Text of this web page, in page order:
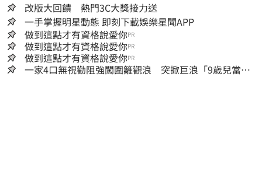
改版大回饋 熱門3C大獎接力送
一手掌握明星動態 即刻下載娛樂星聞APP
做到這點才有資格說愛你PR
做到這點才有資格說愛你PR
做到這點才有資格說愛你PR
一家4口無視勸阻強闖圍籬觀浪 突掀巨浪「9歲兒當場